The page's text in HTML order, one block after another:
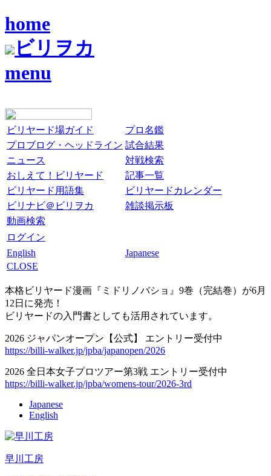
home
ビリヲカ
menu
ビリヤード場ガイド
プロ名鑑
プロブログ・ヘッドライン 試合結果
ニュース
対戦検索
おしえて！ビリヤード
記事一覧
ビリヤード用語集
ビリヤードカレンダー
ビリナビ＠ビリヲカ
雑談掲示板
動画検索
ログイン
English
Japanese
CLOSE
本格ビリヤード漫画『ミドリノバショ』9巻（完結巻）が6月
12日に発売！
ビリヤードの入門書としても活用されています。
2026 ジャパンオープン【公式】 エントリー受付中
https://billi-walker.jp/jpba/japanopen/2026
2026 全日本女子プロツアー第3戦 エントリー受付中
https://billi-walker.jp/jpba/womens-tour/2026-3rd
Japanese
English
早川工房